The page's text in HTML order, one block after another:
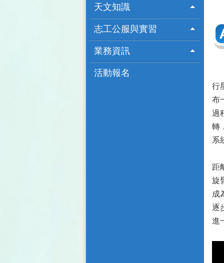
天文知識
志工公服與實習
業務資訊
活動報名
行
布
過
轉
系
距
旋
成
逐
進